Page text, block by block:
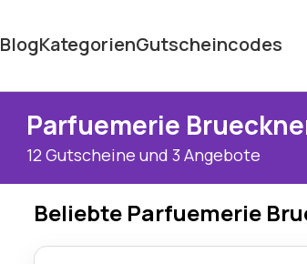
BlogKategorienGutscheincodes
Parfuemerie
12 Gutscheine und 3 Angebote
Beliebte Parfuemerie